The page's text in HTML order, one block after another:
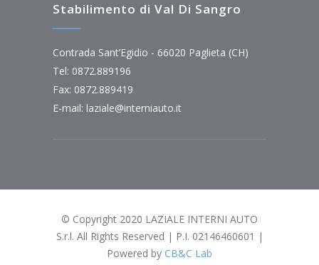
Stabilimento di Val Di Sangro
Contrada Sant’Egidio - 66020 Paglieta (CH)
Tel: 0872.889196
Fax: 0872.889419
E-mail: laziale@interniauto.it
© Copyright 2020 LAZIALE INTERNI AUTO
S.r.l. All Rights Reserved | P.I. 02146460601 |
Powered by CB&C Lab